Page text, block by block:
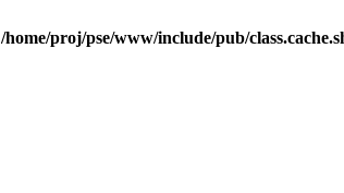
/home/proj/pse/www/include/pub/